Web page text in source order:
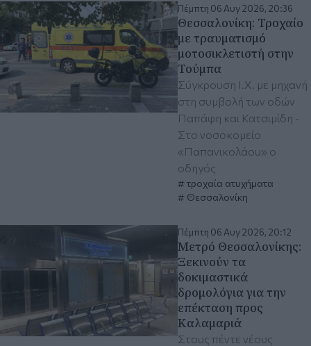
Πέμπτη 06 Αυγ 2026, 20:36
Θεσσαλονίκη: Τροχαίο
με τραυματισμό
μοτοσικλετιστή στην
Τούμπα
Σύγκρουση Ι.Χ. με μηχανή
στη συμβολή των οδών
Παπάφη και Κατσιμίδη -
Στο νοσοκομείο
«Παπανικολάου» ο
οδηγός
τροχαία ατυχήματα
Θεσσαλονίκη
Πέμπτη 06 Αυγ 2026, 20:12
Μετρό Θεσσαλονίκης:
Ξεκινούν τα
δοκιμαστικά
δρομολόγια για την
επέκταση προς
Καλαμαριά
Στους πέντε νέους